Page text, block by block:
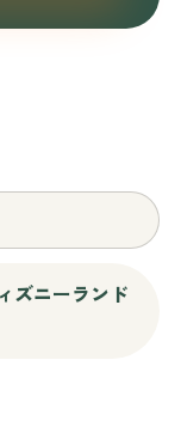
ズニーランド